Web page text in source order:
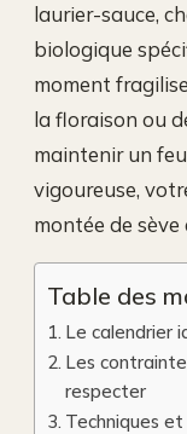
laurier-sauce,
biologique
moment
la floraison ou
maintenir un
vigoureuse,
montée de
Table des
Le calendrier
Les
respecter
Techniques